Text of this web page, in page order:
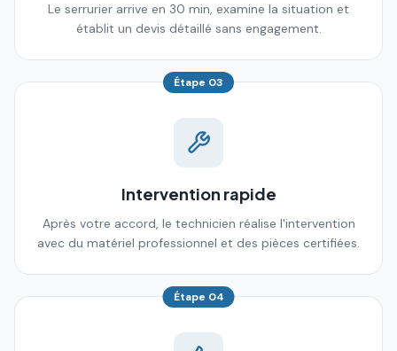
Le serrurier arrive en 30 min, examine la situation et
établit un devis détaillé sans engagement.
Étape 03
Intervention rapide
Après votre accord, le technicien réalise l'intervention
avec du matériel professionnel et des pièces certifiées.
Étape 04